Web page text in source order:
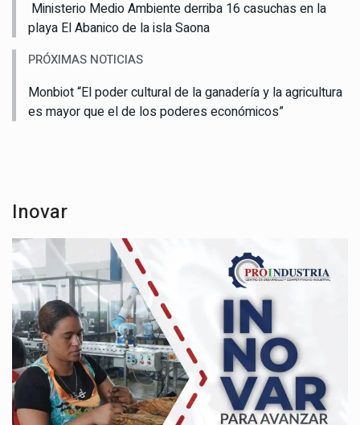
Ministerio Medio Ambiente derriba 16 casuchas en la
playa El Abanico de la isla Saona
PRÓXIMAS NOTICIAS
Monbiot “El poder cultural de la ganadería y la agricultura
es mayor que el de los poderes económicos”
Inovar